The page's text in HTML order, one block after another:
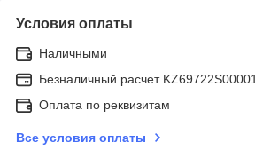
Условия оплаты
Наличными
Безналичный расчет
Оплата по реквизитам
Все условия оплаты